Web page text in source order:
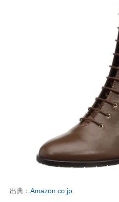
出典： Amazon.co.jp